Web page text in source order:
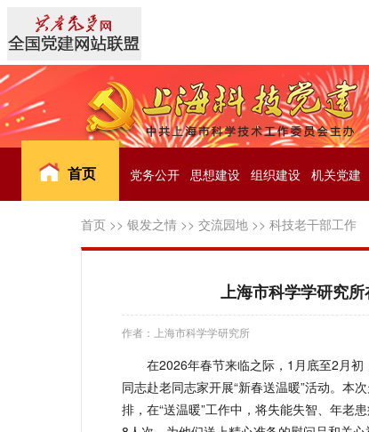
首页 党务公开 思想建设 组织建设 机关党建
首页 >> 银发之情 >> 交流园地 >> 科技老干部工作
上海市科学学研究
作者：上海市科学学研究所
在2026年春节来临之际，1月底至2月
同志赴老同志家开展“新春送温暖”活动。本
排，在“送温暖”工作中，将失能失智、年老